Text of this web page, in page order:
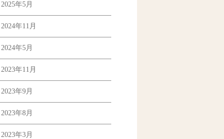
2025年5月
2024年11月
2024年5月
2023年11月
2023年9月
2023年8月
2023年3月